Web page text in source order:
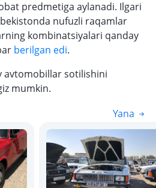
predmetiga aylanadi. Ilgari
nufuzli raqamlar
kombinatsiyalari qanday
berilgan edi.
avtomobillar sotilishini
mumkin.
Yana